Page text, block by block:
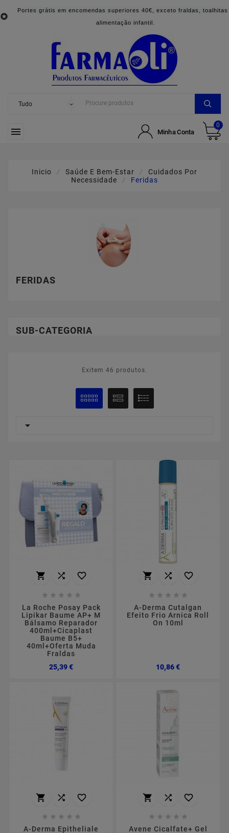

Portes grátis em encomendas superiores 40€, exceto fraldas, toalhitas
alimentação infantil.
 Minha Conta
0
Inicio Saúde E Bem-Estar
Cuidados Por
Necessidade
Feridas
FERIDAS
SUB-CATEGORIA
Exitem 46 produtos.

  
    
La Roche Posay Pack
Lipikar Baume AP+ M
Bálsamo Reparador
400ml+Cicaplast
Baume B5+
40ml+Oferta Muda
Fraldas
25,39 €Preço
  
    
A-Derma Cutalgan
Efeito Frio Arnica Roll
On 10ml
10,86 €Preço
  
    
A-Derma Epitheliale
  
    
Avene Cicalfate+ Gel